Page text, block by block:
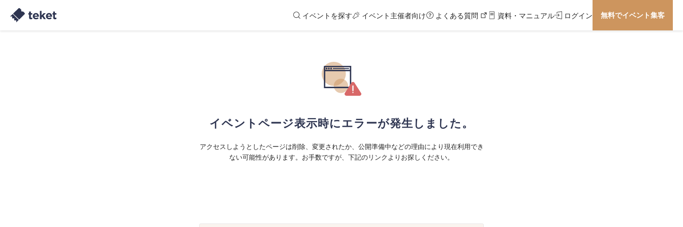
イベントを探す イベント主催者向け よくある質問 資料・マニュアル ログイン 無料でイベント集客
イベントページ表示時にエラーが発生しました。
アクセスしようとしたページは削除、変更されたか、公開準備中などの理由により現在利用でき
ない可能性があります。お手数ですが、下記のリンクよりお探しください。